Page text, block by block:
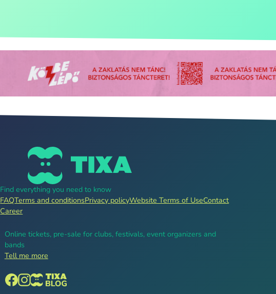
Find everything you need to know
FAQTerms and conditionsPrivacy policyWebsite Terms of UseContact
Career
Online tickets, pre-sale for clubs, festivals, event organizers and
bands
Tell me more